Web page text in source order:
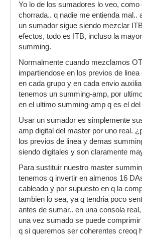
Yo lo de los sumadores lo veo, como
chorrada.. q nadie me entienda mal..
un sumador sigue siendo mezclar
efectos, todo es ITB, incluso la
summing.
Normalmente cuando mezclamos
impartiendose en los previos de
en cada grupo y en cada envio
tenemos un summing-amp, por
en el ultimo summing-amp q es el del
Usar un sumador es simplemente
amp digital del master por uno real.
los previos de linea y demas
siendo digitales y son claramente
Para sustituir nuestro master
tenemos q invertir en almenos 16
cableado y por supuesto en q la
tambien lo sea, ya q tendria poco
antes de sumar.. en una consola
una vez sumado se puede
q si queremos ser coherentes creoq